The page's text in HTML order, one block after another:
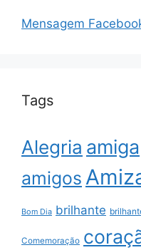
Mensagem
Tags
Alegria amiga
amigos
Bom Dia brilhante
Comemoração